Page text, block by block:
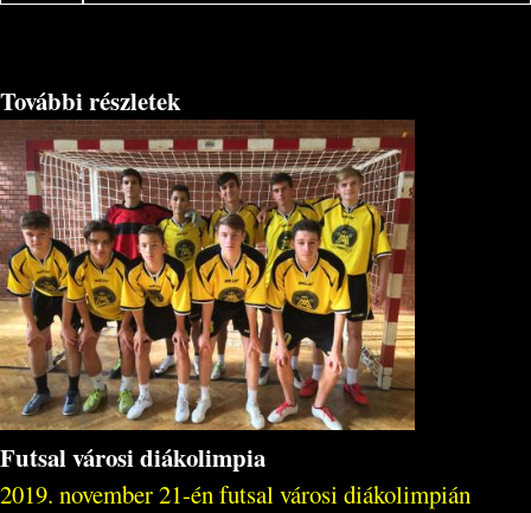
További részletek
Futsal városi diákolimpia
2019. november 21-én futsal városi diákolimpián